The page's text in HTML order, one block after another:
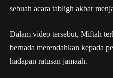
sebuah acara tabligh akbar
Dalam video tersebut, Miftah
bernada merendahkan kepada
hadapan ratusan jamaah.